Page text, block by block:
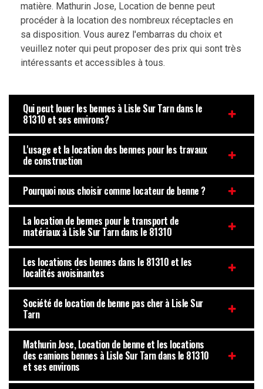
matière. Mathurin Jose, Location de benne peut
procéder à la location des nombreux réceptacles en
sa disposition. Vous aurez l'embarras du choix et
veuillez noter qui peut proposer des prix qui sont très
intéressants et accessibles à tous.
Qui peut louer les bennes à Lisle Sur Tarn dans le
81310 et ses environs?
L'usage et la location des bennes pour les travaux
de construction
Pourquoi nous choisir comme locateur de benne ?
La location de bennes pour le transport de
matériaux à Lisle Sur Tarn dans le 81310
Les locations des bennes dans le 81310 et les
localités avoisinantes
Société de location de benne pas cher à Lisle Sur
Tarn
Mathurin Jose, Location de benne et les locations
des camions bennes à Lisle Sur Tarn dans le 81310
et ses environs